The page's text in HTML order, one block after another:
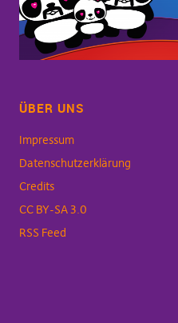
ÜBER UNS
Impressum
Datenschutzerklärung
Credits
CC BY-SA 3.0
RSS Feed